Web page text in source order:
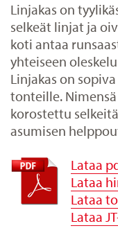
Linjakas on
selkeät linjat ja
koti antaa
yhteiseen
Linjakas on
tonteille.
korostettu
asumisen
Lataa
Lataa
Lataa
Lataa